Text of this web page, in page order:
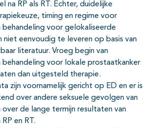
na RP als RT. Echter, duidelijke
timing en regime voor
behandeling voor gelokaliseerde
niet eenvoudig te leveren op basis van
literatuur. Vroeg begin van
behandeling voor lokale prostaatkanker
dan uitgesteld therapie.
zijn voornamelijk gericht op ED en er is
over andere seksuele gevolgen van
de lange termijn resultaten van
en RT.